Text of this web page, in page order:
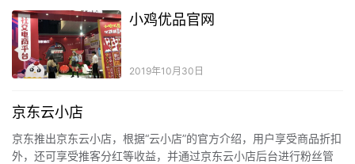
小鸡优品官网
2019年10月30日
京东云小店
京东推出京东云小店，根据“云小店”的官方介绍，用户享受商品折扣
外，还可享受推客分红等收益，并通过京东云小店后台进行粉丝管